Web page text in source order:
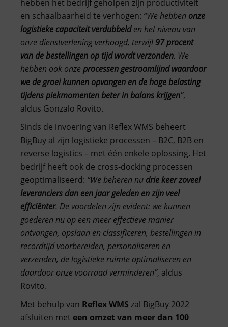
hebben het bedrijf geholpen zijn productiviteit
en schaalbaarheid te verhogen: “We hebben onze
logistieke capaciteit verdubbelden het niveau van
onze dienstverlening verhoogd, terwijl 97 procent
van de bestellingen op tijd wordt verzonden. We
hebben ook onzeprocessen gestroomlijnd waardoor
we de groei kunnen opvangen en de hoge belasting
tijdens piekmomenten beter in balans krijgen”,
aldus Gonzalo Rovito.
Sinds de invoering van Reflex WMS beheert
BigBuy al zijn logistieke processen – B2C, B2B en
reverse logistics – met één enkele oplossing. Het
bedrijf heeft ook de cross-docking processen
geoptimaliseerd: “We beheren nu drie keer zoveel
leveranciers dan een jaar geleden en zijn veel
efficiënter. De voordelen zijn evident: we kunnen
goederen nu op een meer effectieve manier
ontvangen, opslaan en classificeren, bestellingen in
recordtijd voorbereiden, personaliseren en
verzenden, de logistieke ruimte optimaliseren en
daardoor onze voorraad verminderen”, aldus
Rovito.
Met behulp van Reflex WMS zal BigBuy 2022
afsluiten met een omzet van meer dan 100